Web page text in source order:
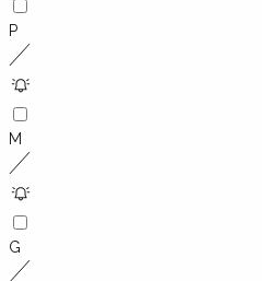
P
M
G